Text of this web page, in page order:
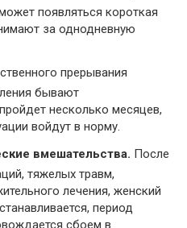
появляться короткая
за однодневную
прерывания
бывают
несколько месяцев,
войдут в норму.
вмешательства. После
тяжелых травм,
лечения, женский
период
сбоем в